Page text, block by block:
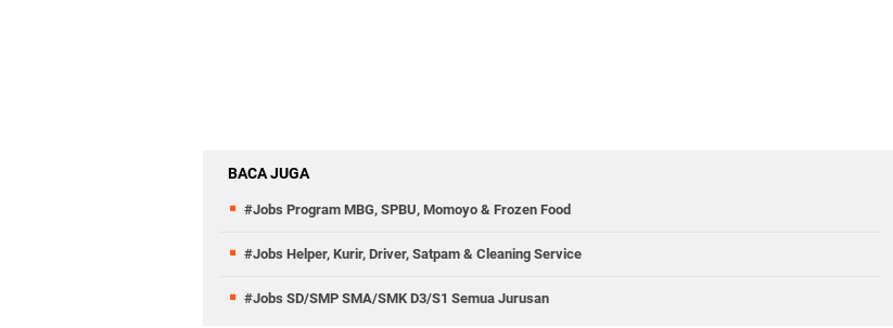
BACA JUGA
#Jobs Program MBG, SPBU, Momoyo & Frozen Food
#Jobs Helper, Kurir, Driver, Satpam & Cleaning Service
#Jobs SD/SMP SMA/SMK D3/S1 Semua Jurusan